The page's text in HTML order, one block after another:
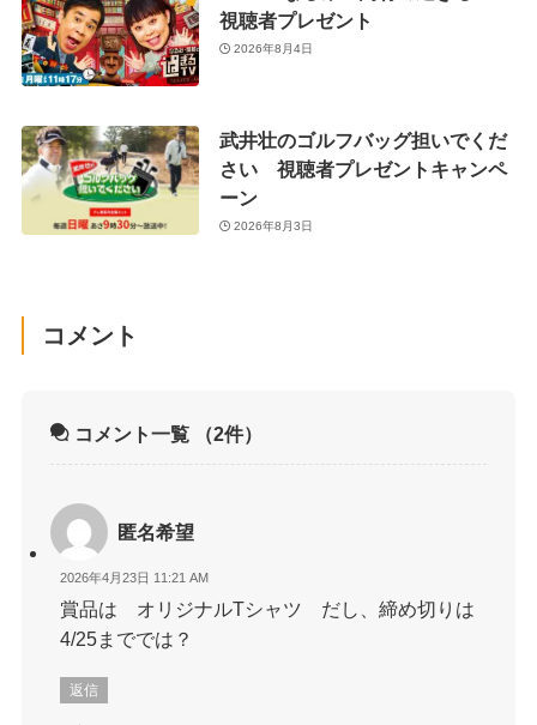
視聴者プレゼント
2026年8月4日
武井壮のゴルフバッグ担いでくだ
さい 視聴者プレゼントキャンペ
ーン
2026年8月3日
コメント
コメント一覧 （2件）
匿名希望
2026年4月23日 11:21 AM
賞品は オリジナルTシャツ だし、締め切りは
4/25まででは？
返信